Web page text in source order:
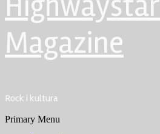
Magazine
Rock i kultura
Primary Menu